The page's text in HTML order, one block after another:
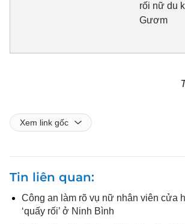
rối nữ du
Gươm
Xem link gốc
Tin liên quan
Công an làm rõ vụ nữ nhân viên cửa
‘quấy rối’ ở Ninh Bình